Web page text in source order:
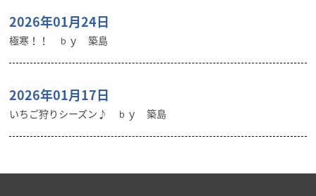
2026年01月24日
極寒！！ ｂｙ 築島
2026年01月17日
いちご狩りシーズン♪ ｂｙ 築島